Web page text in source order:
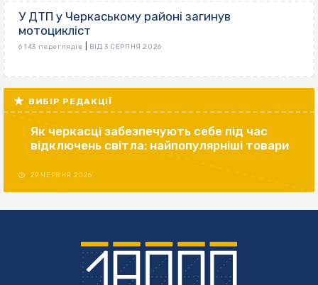
У ДТП у Черкаському районі загинув
мотоцикліст
6 143 переглядів ВІД 3 СЕРПНЯ 2026
ВИБІР РЕДАКЦІЇ
Як черкасці забезпечують себе під час
відключень світла: найпопулярніші товари
29 ЧЕРВНЯ 2026